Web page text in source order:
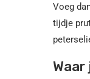
Voeg
tijdje